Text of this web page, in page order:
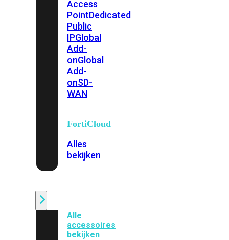
Access
PointDedicated
Public
IPGlobal
Add-
onGlobal
Add-
onSD-
WAN
FortiCloud
Alles
bekijken
Alle
accessoires
bekijken